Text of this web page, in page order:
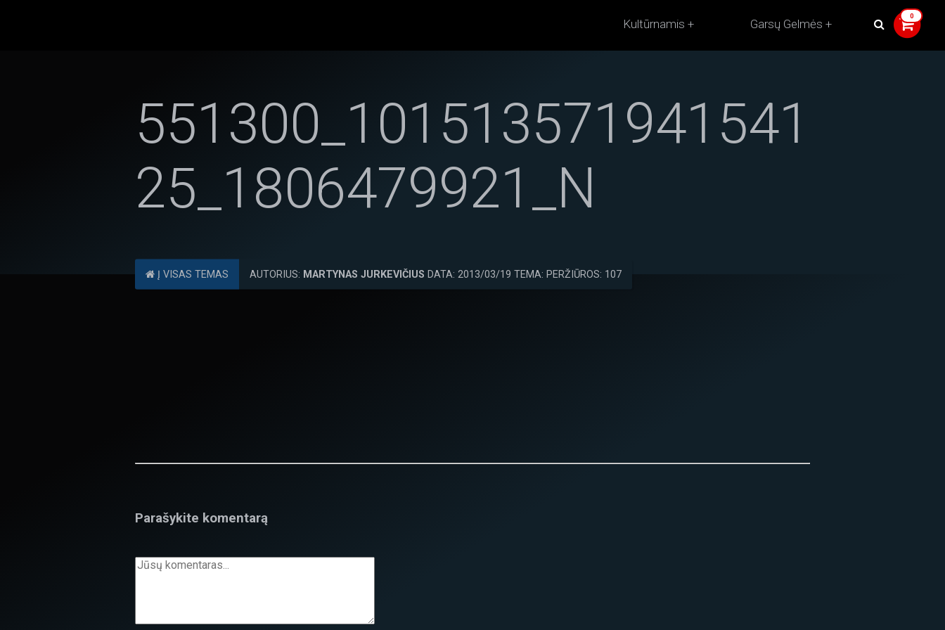
Kultūrnamis Garsų Gelmės
551300_101513571941541
25_1806479921_N
Į VISAS TEMAS AUTORIUS: MARTYNAS JURKEVIČIUS DATA: 2013/03/19 TEMA: PERŽIŪROS: 107
Parašykite komentarą